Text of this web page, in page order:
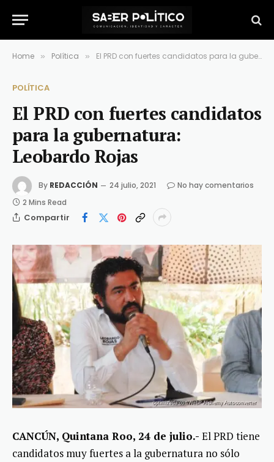
Home » Política » El PRD con fuertes candidatos para la gubernatura: Leobardo Rojas
POLÍTICA
El PRD con fuertes candidatos
para la gubernatura:
Leobardo Rojas
By REDACCIÓN 24 julio, 2021
No hay comentarios
2 Mins Read
Compartir
CANCÚN, Quintana Roo, 24 de julio.- El PRD tiene
candidatos muy fuertes a la gubernatura no sólo